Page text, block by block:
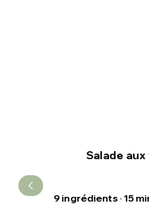
Salade
9 ingrédients · 15